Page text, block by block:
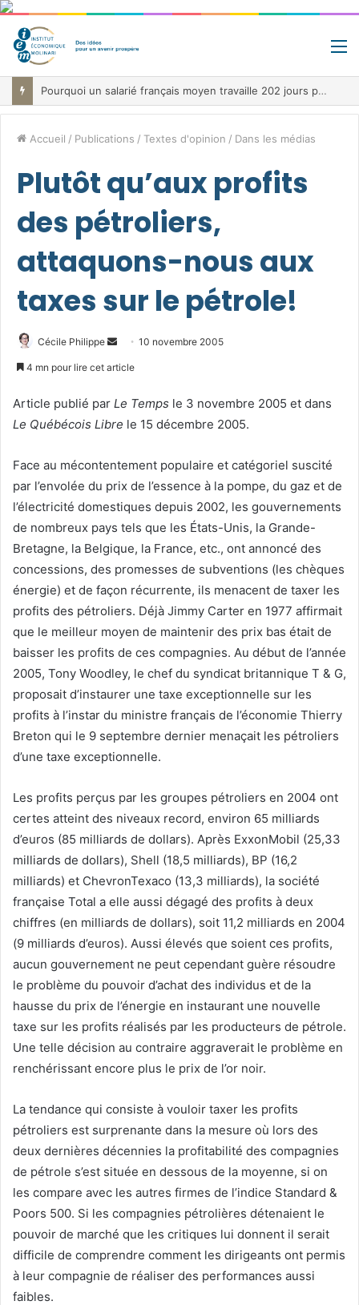
Pourquoi un salarié français moyen travaille 202 jours par an pour financer impôts et cotisations, un record dans toute l’Union européenne
Accueil / Publications / Textes d'opinion / Dans les médias
Plutôt qu’aux profits
des pétroliers,
attaquons-nous aux
taxes sur le pétrole!
Cécile Philippe
Envoyer10 novembre 2005
4 mn pour lire cet article
Article publié par Le Temps le 3 novembre 2005 et dans
Le Québécois Libre le 15 décembre 2005.
Face au mécontentement populaire et catégoriel suscité
par l’envolée du prix de l’essence à la pompe, du gaz et de
l’électricité domestiques depuis 2002, les gouvernements
de nombreux pays tels que les États-Unis, la Grande-
Bretagne, la Belgique, la France, etc., ont annoncé des
concessions, des promesses de subventions (les chèques
énergie) et de façon récurrente, ils menacent de taxer les
profits des pétroliers. Déjà Jimmy Carter en 1977 affirmait
que le meilleur moyen de maintenir des prix bas était de
baisser les profits de ces compagnies. Au début de l’année
2005, Tony Woodley, le chef du syndicat britannique T & G,
proposait d’instaurer une taxe exceptionnelle sur les
profits à l’instar du ministre français de l’économie Thierry
Breton qui le 9 septembre dernier menaçait les pétroliers
d’une taxe exceptionnelle.
Les profits perçus par les groupes pétroliers en 2004 ont
certes atteint des niveaux record, environ 65 milliards
d’euros (85 milliards de dollars). Après ExxonMobil (25,33
milliards de dollars), Shell (18,5 milliards), BP (16,2
milliards) et ChevronTexaco (13,3 milliards), la société
française Total a elle aussi dégagé des profits à deux
chiffres (en milliards de dollars), soit 11,2 milliards en 2004
(9 milliards d’euros). Aussi élevés que soient ces profits,
aucun gouvernement ne peut cependant guère résoudre
le problème du pouvoir d’achat des individus et de la
hausse du prix de l’énergie en instaurant une nouvelle
taxe sur les profits réalisés par les producteurs de pétrole.
Une telle décision au contraire aggraverait le problème en
renchérissant encore plus le prix de l’or noir.
La tendance qui consiste à vouloir taxer les profits
pétroliers est surprenante dans la mesure où lors des
deux dernières décennies la profitabilité des compagnies
de pétrole s’est située en dessous de la moyenne, si on
les compare avec les autres firmes de l’indice Standard &
Poors 500. Si les compagnies pétrolières détenaient le
pouvoir de marché que les critiques lui donnent il serait
difficile de comprendre comment les dirigeants ont permis
à leur compagnie de réaliser des performances aussi
faibles.